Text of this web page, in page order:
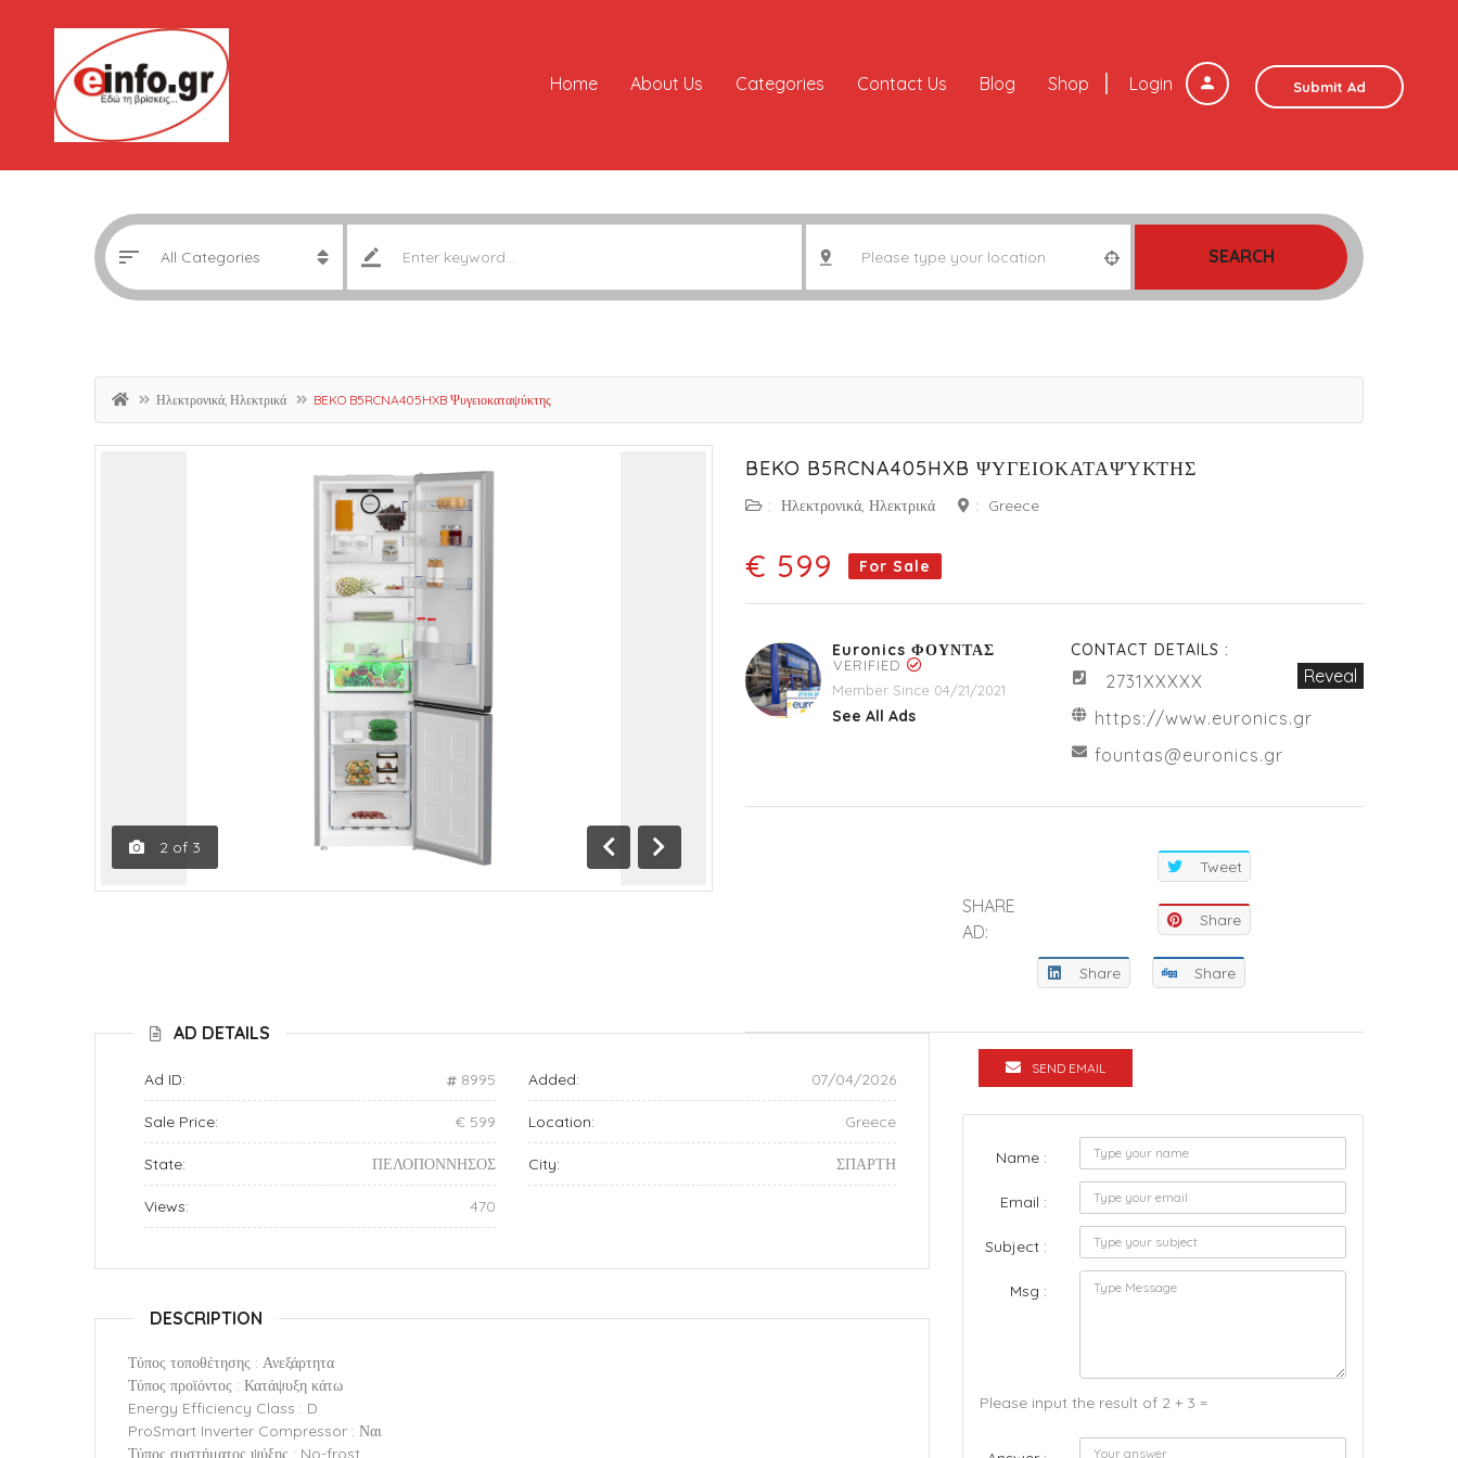
Login Submit Ad
Home About Us Categories Contact Us Blog Shop
SEARCH
Ηλεκτρονικά, Ηλεκτρικά BEKO B5RCNA405HXB Ψυγειοκαταψύκτης
2 of 3
Previous
Next
BEKO B5RCNA405HXB ΨΥΓΕΙΟΚΑΤΑΨΎΚΤΗΣ
: Ηλεκτρονικά, Ηλεκτρικά : Greece
€ 599 For Sale
Euronics ΦΟΥΝΤΑΣ
VERIFIED
Member Since 04/21/2021
See All Ads
CONTACT DETAILS :
2731XXXXX
Reveal
https://www.euronics.gr
fountas@euronics.gr
SHARE
AD:
Tweet
Share
Share Share
AD DETAILS
Ad ID: 8995 Added: 07/04/2026
Sale Price: € 599 Location: Greece
State: ΠΕΛΟΠΟΝΝΗΣΟΣ City: ΣΠΑΡΤΗ
Views: 470
DESCRIPTION
Τύπος τοποθέτησης : Ανεξάρτητα
Τύπος προϊόντος : Κατάψυξη κάτω
Energy Efficiency Class : D
ProSmart Inverter Compressor : Ναι
Τύπος συστήματος ψύξης : No-frost
SEND EMAIL
Name :
Email :
Subject :
Msg :
Please input the result of 2 + 3 =